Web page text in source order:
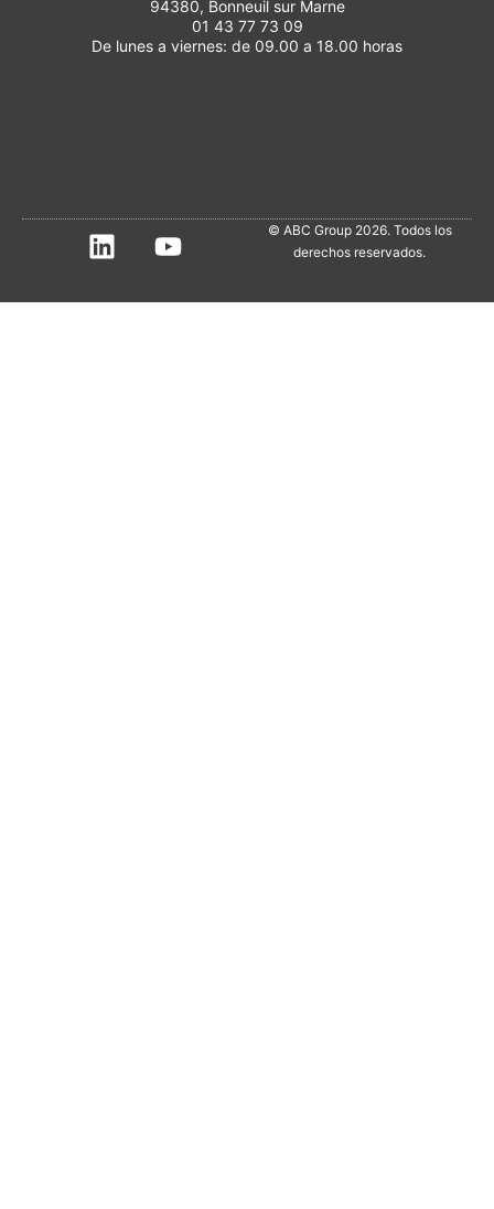
94380, Bonneuil sur Marne
01 43 77 73 09
De lunes a viernes: de 09.00 a 18.00 horas
© ABC Group 2026. Todos los
derechos reservados.